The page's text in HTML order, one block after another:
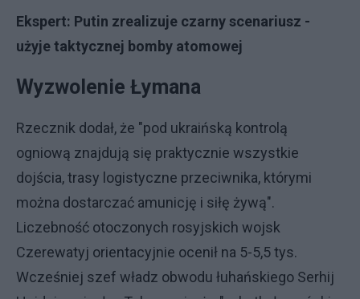
Ekspert: Putin zrealizuje czarny scenariusz -
użyje taktycznej bomby atomowej
Wyzwolenie Łymana
Rzecznik dodał, że "pod ukraińską kontrolą
ogniową znajdują się praktycznie wszystkie
dojścia, trasy logistyczne przeciwnika, którymi
można dostarczać amunicję i siłę żywą".
Liczebność otoczonych rosyjskich wojsk
Czerewatyj orientacyjnie ocenił na 5-5,5 tys.
Wcześniej szef władz obwodu łuhańskiego Serhij